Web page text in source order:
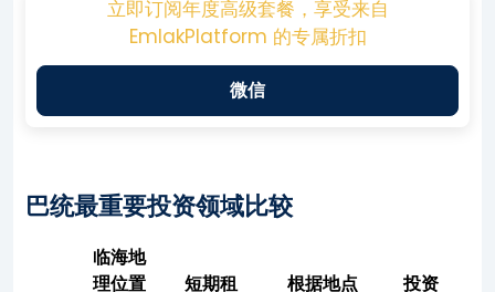
立即订阅年度高级套餐，享受来自
EmlakPlatform 的专属折扣
微信
巴统最重要投资领域比较
临海地
理位置
短期租
根据地点
投资